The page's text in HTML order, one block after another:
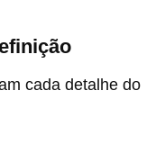
cada detalhe do